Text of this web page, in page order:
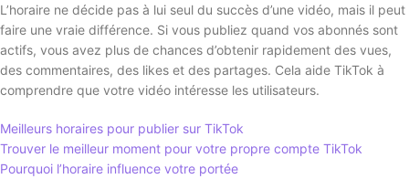
L’horaire ne décide pas à lui seul du succès d’une vidéo, mais il peut
faire une vraie différence. Si vous publiez quand vos abonnés sont
actifs, vous avez plus de chances d’obtenir rapidement des vues,
des commentaires, des likes et des partages. Cela aide TikTok à
comprendre que votre vidéo intéresse les utilisateurs.
Meilleurs horaires pour publier sur TikTok
Trouver le meilleur moment pour votre propre compte TikTok
Pourquoi l’horaire influence votre portée